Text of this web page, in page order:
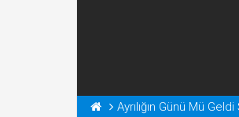
Ayrılığın Günü Mü